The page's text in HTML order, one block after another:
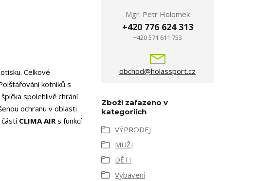
Celkové
kotníků s
spolehlivě chrání
ochranu v oblasti
částí CLIMA AIRs funkcí
Mgr. Petr Holomek
+420 776 624 313
+420 571 611 753
obchod@holassport.cz
Zboží zařazeno v
kategoriích
VÝPRODEJ
MUŽI
DĚTI
Vybavení